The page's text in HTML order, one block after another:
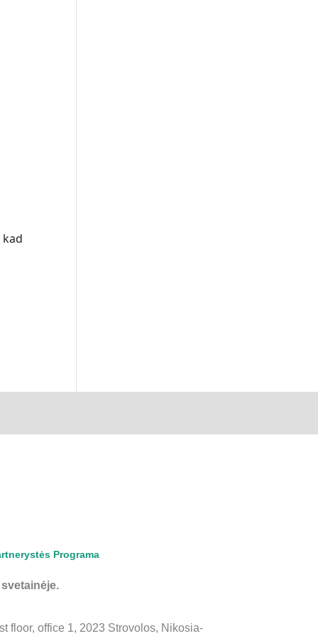
Programa
floor, office 1, 2023 Strovolos, Nikosia-